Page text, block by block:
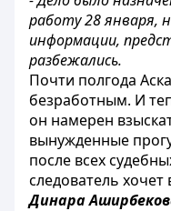
работу 28 января,
информации,
разбежались.
Почти полгода
безработным. И
он намерен
вынужденные
после всех
следователь хочет
Динара